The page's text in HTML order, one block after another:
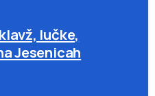
lučke,
Jesenicah